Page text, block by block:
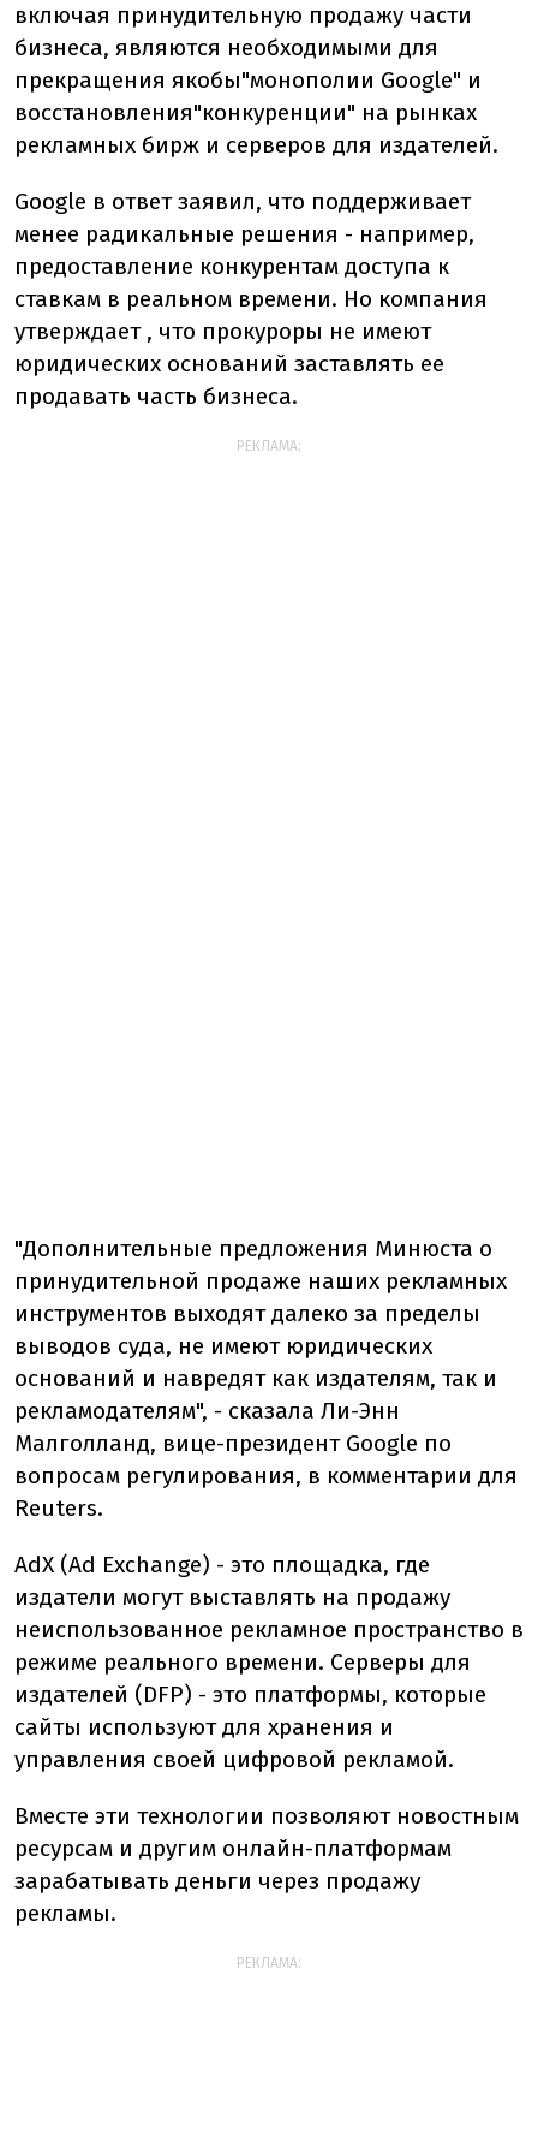
включая принудительную продажу части
бизнеса, являются необходимыми для
прекращения якобы"монополии Google" и
восстановления"конкуренции" на рынках
рекламных бирж и серверов для издателей.
Google в ответ заявил, что поддерживает
менее радикальные решения - например,
предоставление конкурентам доступа к
ставкам в реальном времени. Но компания
утверждает , что прокуроры не имеют
юридических оснований заставлять ее
продавать часть бизнеса.
РЕКЛАМА:
"Дополнительные предложения Минюста о
принудительной продаже наших рекламных
инструментов выходят далеко за пределы
выводов суда, не имеют юридических
оснований и навредят как издателям, так и
рекламодателям", - сказала Ли-Энн
Малголланд, вице-президент Google по
вопросам регулирования, в комментарии для
Reuters.
AdX (Ad Exchange) - это площадка, где
издатели могут выставлять на продажу
неиспользованное рекламное пространство в
режиме реального времени. Серверы для
издателей (DFP) - это платформы, которые
сайты используют для хранения и
управления своей цифровой рекламой.
Вместе эти технологии позволяют новостным
ресурсам и другим онлайн-платформам
зарабатывать деньги через продажу
рекламы.
РЕКЛАМА: